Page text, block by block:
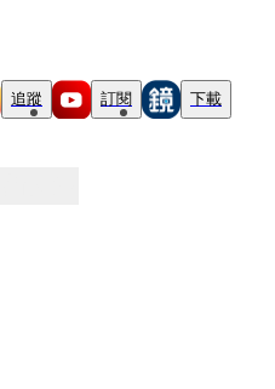
追蹤 訂閱 下載